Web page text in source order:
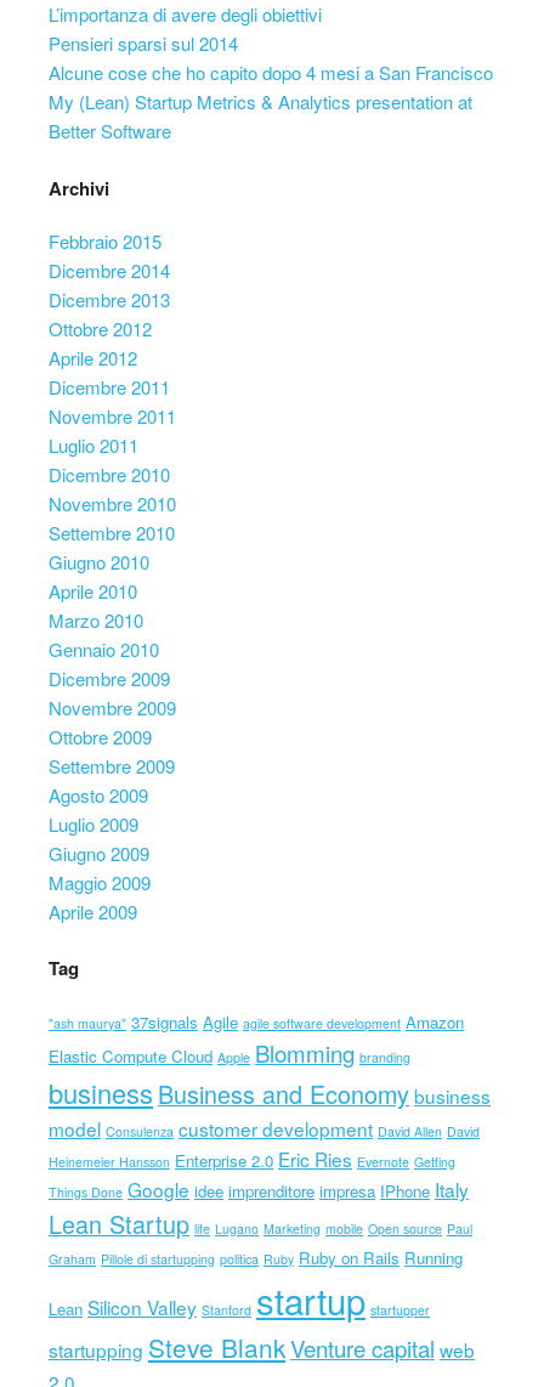
L’importanza di avere degli obiettivi
Pensieri sparsi sul 2014
Alcune cose che ho capito dopo 4 mesi a San Francisco
My (Lean) Startup Metrics & Analytics presentation at
Better Software
Archivi
Febbraio 2015
Dicembre 2014
Dicembre 2013
Ottobre 2012
Aprile 2012
Dicembre 2011
Novembre 2011
Luglio 2011
Dicembre 2010
Novembre 2010
Settembre 2010
Giugno 2010
Aprile 2010
Marzo 2010
Gennaio 2010
Dicembre 2009
Novembre 2009
Ottobre 2009
Settembre 2009
Agosto 2009
Luglio 2009
Giugno 2009
Maggio 2009
Aprile 2009
Tag
"ash maurya" 37signals Agile agile software development Amazon
Elastic Compute Cloud Apple Blomming branding
business Business and Economybusiness
model Consulenza customer development David Allen David
Heinemeier Hansson Enterprise 2.0 Eric Ries Evernote Getting
Things Done Google idee imprenditore impresa IPhone Italy
Lean Startup life Lugano Marketing mobile Open source Paul
Graham Pillole di startupping politica Ruby Ruby on Rails Running
Lean Silicon Valley Stanford startup startupper
startupping Steve BlankVenture capital web